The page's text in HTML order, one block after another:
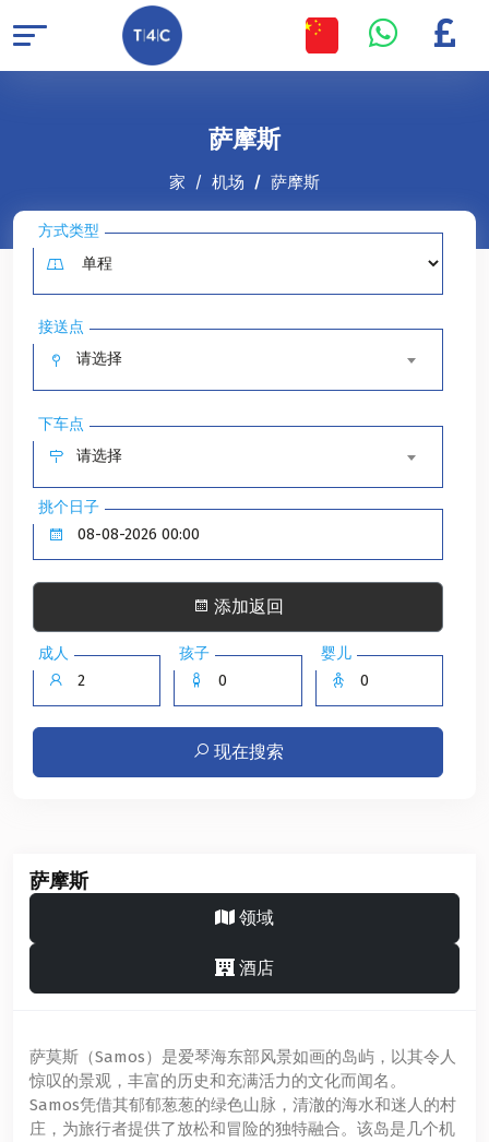
萨摩斯
家 机场 萨摩斯
方式类型
接送点
请选择
下车点
请选择
挑个日子
添加返回
成人 孩子 婴儿
现在搜索
萨摩斯
领域
酒店
萨莫斯（Samos）是爱琴海东部风景如画的岛屿，以其令人
惊叹的景观，丰富的历史和充满活力的文化而闻名。
Samos凭借其郁郁葱葱的绿色山脉，清澈的海水和迷人的村
庄，为旅行者提供了放松和冒险的独特融合。该岛是几个机